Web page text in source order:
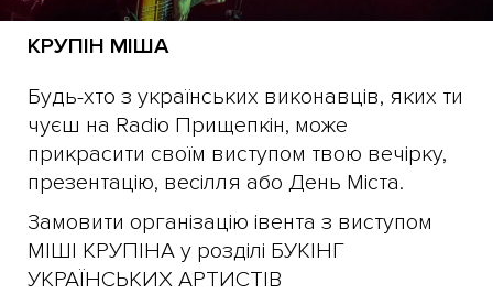
КРУПІН МІША
Будь-хто з українських виконавців, яких ти
чуєш на Radio Прищепкін, може
прикрасити своїм виступом твою вечірку,
презентацію, весілля або День Міста.
Замовити організацію івента з виступом
МІШІ КРУПІНА у розділі БУКІНГ
УКРАЇНСЬКИХ АРТИСТІВ